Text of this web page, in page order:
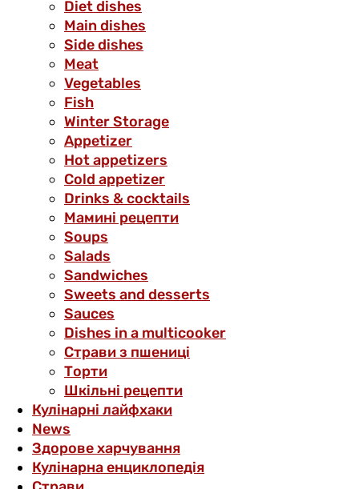
Diet dishes
Main dishes
Side dishes
Meat
Vegetables
Fish
Winter Storage
Аppetizer
Hot appetizers
Cold appetizer
Drinks & cocktails
Мамині рецепти
Soups
Salads
Sandwiches
Sweets and desserts
Sauces
Dishes in a multicooker
Страви з пшениці
Торти
Шкільні рецепти
Кулінарні лайфхаки
News
Здорове харчування
Кулінарна енциклопедія